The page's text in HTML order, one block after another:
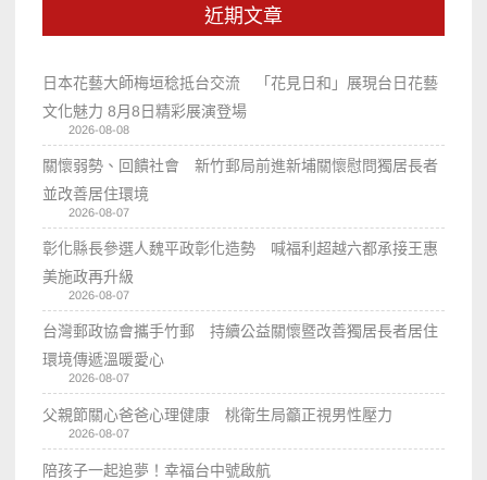
近期文章
日本花藝大師梅垣稔抵台交流 「花見日和」展現台日花藝
文化魅力 8月8日精彩展演登場
2026-08-08
關懷弱勢、回饋社會 新竹郵局前進新埔關懷慰問獨居長者
並改善居住環境
2026-08-07
彰化縣長參選人魏平政彰化造勢 喊福利超越六都承接王惠
美施政再升級
2026-08-07
台灣郵政協會攜手竹郵 持續公益關懷暨改善獨居長者居住
環境傳遞溫暖愛心
2026-08-07
父親節關心爸爸心理健康 桃衛生局籲正視男性壓力
2026-08-07
陪孩子一起追夢！幸福台中號啟航